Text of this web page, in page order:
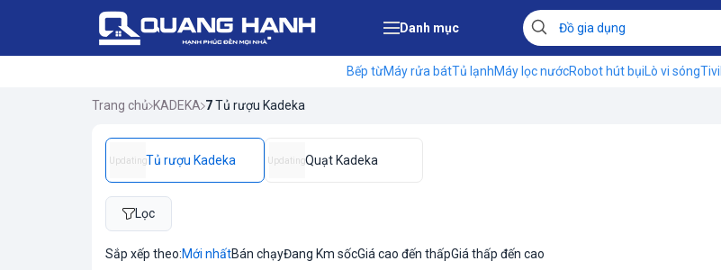
Danh mục
Bếp từMáy rửa bátTủ lạnhMáy lọc nướcRobot hút bụiLò vi sóngTivi
Trang chủ KADEKA 7Tủ rượu Kadeka
UpdatingTủ rượu Kadeka UpdatingQuạt Kadeka
Lọc
Sắp xếp theo:Mới nhấtBán chạyĐang Km sốcGiá cao đến thấpGiá thấp đến cao